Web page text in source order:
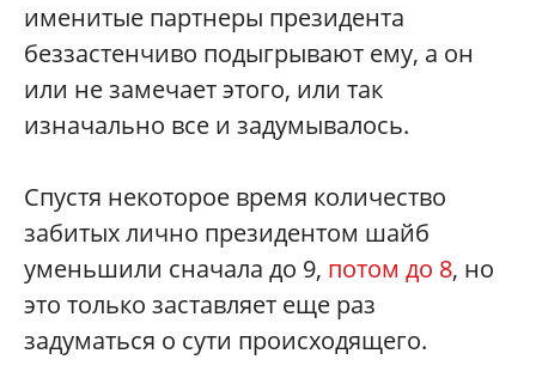
именитые партнеры президента
беззастенчиво подыгрывают ему, а он
или не замечает этого, или так
изначально все и задумывалось.
Спустя некоторое время количество
забитых лично президентом шайб
уменьшили сначала до 9, потом до 8, но
это только заставляет еще раз
задуматься о сути происходящего.